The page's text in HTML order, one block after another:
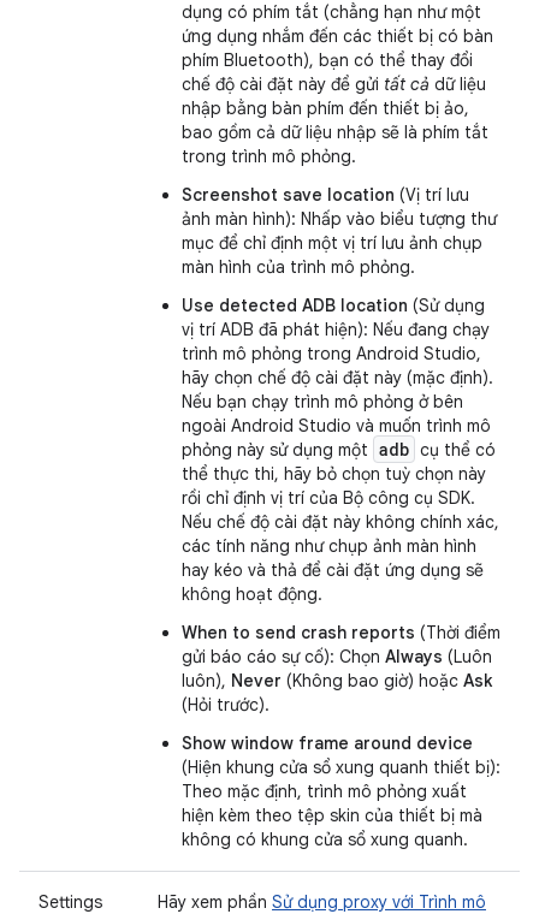
dụng có phím tắt (chẳng hạn như một
ứng dụng nhắm đến các thiết bị có bàn
phím Bluetooth), bạn có thể thay đổi
chế độ cài đặt này để gửi tất cả dữ liệu
nhập bằng bàn phím đến thiết bị ảo,
bao gồm cả dữ liệu nhập sẽ là phím tắt
trong trình mô phỏng.
Screenshot save location (Vị trí lưu
ảnh màn hình): Nhấp vào biểu tượng thư
mục để chỉ định một vị trí lưu ảnh chụp
màn hình của trình mô phỏng.
Use detected ADB location (Sử dụng
vị trí ADB đã phát hiện): Nếu đang chạy
trình mô phỏng trong Android Studio,
hãy chọn chế độ cài đặt này (mặc định).
Nếu bạn chạy trình mô phỏng ở bên
ngoài Android Studio và muốn trình mô
phỏng này sử dụng một adb cụ thể có
thể thực thi, hãy bỏ chọn tuỳ chọn này
rồi chỉ định vị trí của Bộ công cụ SDK.
Nếu chế độ cài đặt này không chính xác,
các tính năng như chụp ảnh màn hình
hay kéo và thả để cài đặt ứng dụng sẽ
không hoạt động.
When to send crash reports (Thời điểm
gửi báo cáo sự cố): Chọn Always (Luôn
luôn), Never (Không bao giờ) hoặc Ask
(Hỏi trước).
Show window frame around device
(Hiện khung cửa sổ xung quanh thiết bị):
Theo mặc định, trình mô phỏng xuất
hiện kèm theo tệp skin của thiết bị mà
không có khung cửa sổ xung quanh.
Settings
Hãy xem phần Sử dụng proxy với Trình mô